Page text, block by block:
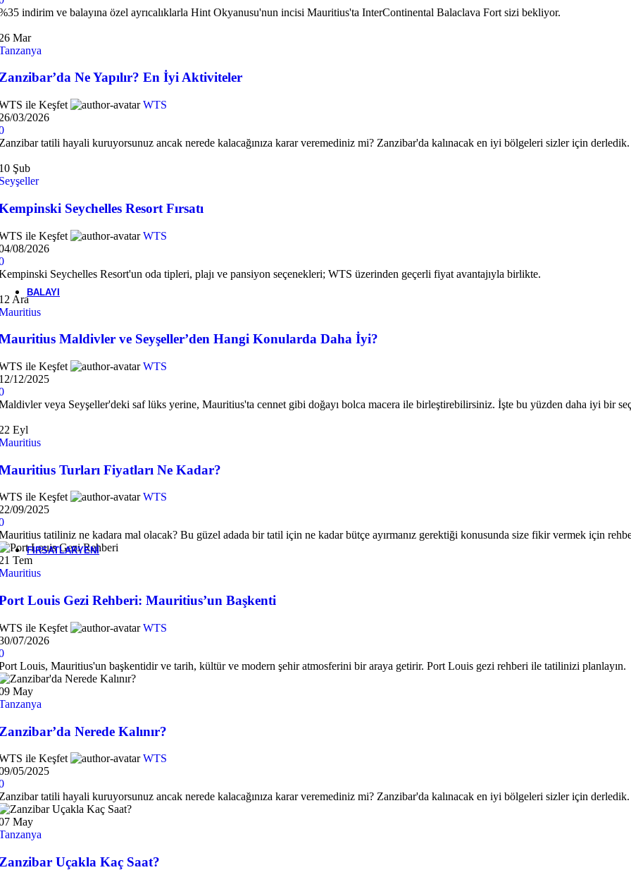
-15% Popüler Seyşeller Mahe ⭐⭐⭐⭐⭐
Hızlı Teklif Al
Quick view
Beğen
Four Seasons Resort Seychelles
Hızlı Teklif Al
Karşılaştır
Amari Koh Samui
69€ Orijinal fiyat: 69 €. 52€Şu andaki fiyat: 52 €. 'dan itibaren
BALAYI
Maldivler
FIRSATLARYENI
indirim ve balayına özel ayrıcalıklarla Hint Okyanusu'nun incisi Mauritius'ta InterContinental Balaclava Fort sizi bekliyor.
Mar
Ne Yapılır? En İyi Aktiviteler
ile Keşfet
WTS
03/2026
tatili hayali kuruyorsunuz ancak nerede kalacağınıza karar veremediniz mi? Zanzibar'da kalınacak en iyi bölgeleri sizler için derledik.
Şub
Seychelles Resort Fırsatı
ile Keşfet
WTS
08/2026
Seychelles Resort'un oda tipleri, plajı ve pansiyon seçenekleri; WTS üzerinden geçerli fiyat avantajıyla birlikte.
Ara
Maldivler ve Seyşeller’den Hangi Konularda Daha İyi?
ile Keşfet
WTS
12/2025
veya Seyşeller'deki saf lüks yerine, Mauritius'ta cennet gibi doğayı bolca macera ile birleştirebilirsiniz. İşte bu yüzden daha iyi bir
Eyl
Turları Fiyatları Ne Kadar?
ile Keşfet
WTS
09/2025
tatiliniz ne kadara mal olacak? Bu güzel adada bir tatil için ne kadar bütçe ayırmanız gerektiği konusunda size fikir vermek için
Tem
Louis Gezi Rehberi: Mauritius’un Başkenti
ile Keşfet
WTS
07/2026
Louis, Mauritius'un başkentidir ve tarih, kültür ve modern şehir atmosferini bir araya getirir. Port Louis gezi rehberi ile tatilinizi planlayın.
May
Nerede Kalınır?
ile Keşfet
WTS
05/2025
tatili hayali kuruyorsunuz ancak nerede kalacağınıza karar veremediniz mi? Zanzibar'da kalınacak en iyi bölgeleri sizler için derledik.
May
Uçakla Kaç Saat?